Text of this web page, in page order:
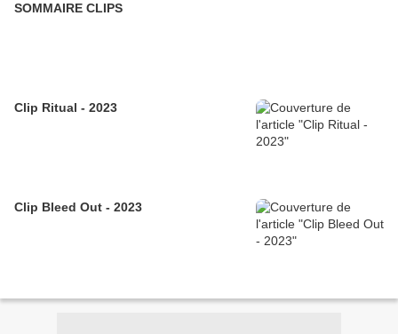
SOMMAIRE CLIPS
Clip Ritual - 2023
Clip Bleed Out - 2023